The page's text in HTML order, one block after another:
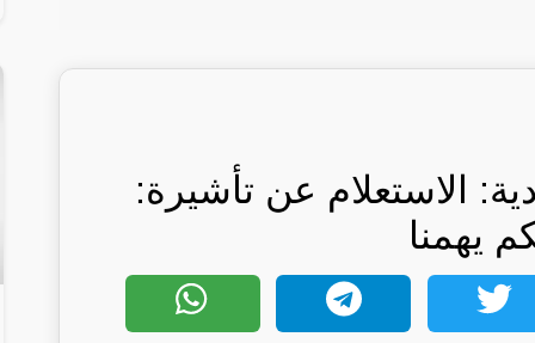
الاستعلام عن تأشيرة:
يهمنا